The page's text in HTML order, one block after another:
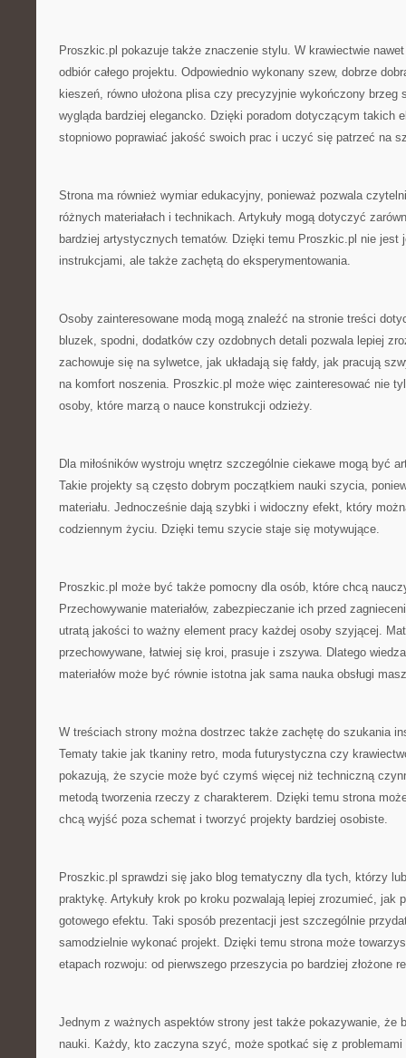
Proszkic.pl pokazuje także znaczenie stylu. W krawiectwie
odbiór całego projektu. Odpowiednio wykonany szew, dobrze
kieszeń, równo ułożona plisa czy precyzyjnie wykończony brzeg
wygląda bardziej elegancko. Dzięki poradom dotyczącym takich
stopniowo poprawiać jakość swoich prac i uczyć się patrzeć na
Strona ma również wymiar edukacyjny, ponieważ pozwala
różnych materiałach i technikach. Artykuły mogą dotyczyć
bardziej artystycznych tematów. Dzięki temu Proszkic.pl nie jest
instrukcjami, ale także zachętą do eksperymentowania.
Osoby zainteresowane modą mogą znaleźć na stronie treści
bluzek, spodni, dodatków czy ozdobnych detali pozwala lepiej
zachowuje się na sylwetce, jak układają się fałdy, jak pracują
na komfort noszenia. Proszkic.pl może więc zainteresować nie
osoby, które marzą o nauce konstrukcji odzieży.
Dla miłośników wystroju wnętrz szczególnie ciekawe mogą być
Takie projekty są często dobrym początkiem nauki szycia,
materiału. Jednocześnie dają szybki i widoczny efekt, który
codziennym życiu. Dzięki temu szycie staje się motywujące.
Proszkic.pl może być także pomocny dla osób, które chcą
Przechowywanie materiałów, zabezpieczanie ich przed
utratą jakości to ważny element pracy każdej osoby szyjącej.
przechowywane, łatwiej się kroi, prasuje i zszywa. Dlatego
materiałów może być równie istotna jak sama nauka obsługi
W treściach strony można dostrzec także zachętę do szukania
Tematy takie jak tkaniny retro, moda futurystyczna czy
pokazują, że szycie może być czymś więcej niż techniczną
metodą tworzenia rzeczy z charakterem. Dzięki temu strona
chcą wyjść poza schemat i tworzyć projekty bardziej osobiste.
Proszkic.pl sprawdzi się jako blog tematyczny dla tych, którzy
praktykę. Artykuły krok po kroku pozwalają lepiej zrozumieć, jak
gotowego efektu. Taki sposób prezentacji jest szczególnie
samodzielnie wykonać projekt. Dzięki temu strona może
etapach rozwoju: od pierwszego przeszycia po bardziej złożone
Jednym z ważnych aspektów strony jest także pokazywanie, że
nauki. Każdy, kto zaczyna szyć, może spotkać się z